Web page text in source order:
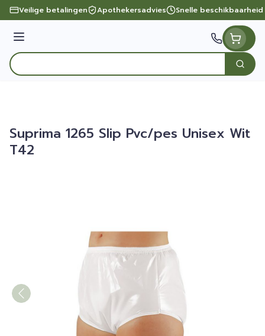
Ga naar de inhoud
Veilige betalingen Apothekersadvies Snelle beschikbaarheid
Menu
Product, merk, categorie...
Zoek
Suprima 1265 Slip Pvc/pes Unisex Wit
T42